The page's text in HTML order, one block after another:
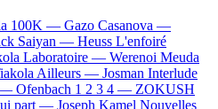
100K — Gazo Casanova —
Saiyan — Heuss L'enfoiré
Laboratoire — Werenoi Meuda
Ailleurs — Josman Interlude
— Ofenbach 1 2 3 4 — ZOKUSH
part — Joseph Kamel Nouvelles